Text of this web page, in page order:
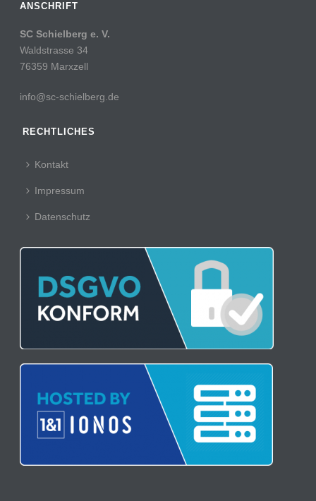
ANSCHRIFT
SC Schielberg e. V.
Waldstrasse 34
76359 Marxzell
info@sc-schielberg.de
RECHTLICHES
Kontakt
Impressum
Datenschutz